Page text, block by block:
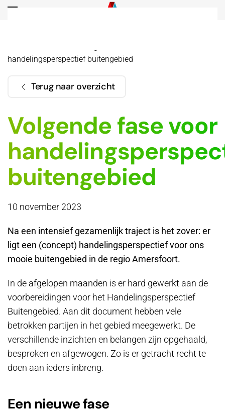
handelingsperspectief buitengebied
Terug naar overzicht
Volgende fase voor
buitengebied
10 november 2023
Na een intensief gezamenlijk traject is het zover: er
ligt een (concept) handelingsperspectief voor ons
mooie buitengebied in de regio Amersfoort.
In de afgelopen maanden is er hard gewerkt aan de
voorbereidingen voor het Handelingsperspectief
Buitengebied. Aan dit document hebben vele
betrokken partijen in het gebied meegewerkt. De
verschillende inzichten en belangen zijn opgehaald,
besproken en afgewogen. Zo is er getracht recht te
doen aan ieders inbreng.
Een nieuwe fase